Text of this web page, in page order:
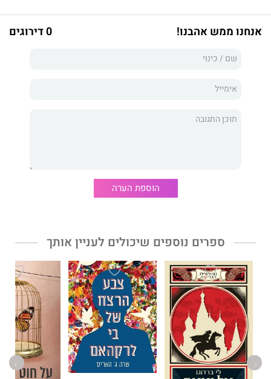
בתוך משפחה מודרנית, הכרה בטעויות העבר והאומץ להיישיר מבט
"שטראוב צוללת לעומקה של הדינמיקה המשפחתית והחיים בעיירה
קטנה, בספר שכולו שנינות וחוכמת חיים."
"הספר הזה הוא כמו קרן שמש ביום סגריר... הכתיבה שנונה, חכמה
"ספר מרענן ומצחיק... שופע הומור ותבונה... כזה שחייבים לספר עליו
וושינגטון פוסט
רומן רך, חכם, אנושי, מתוק ונעים לקריאה שעוסק במשפחה ובאושר.
מעורר מחשבה מתוך הנאה.
אנחנו ממש אהבנו! 0 דירוגים
הוספת הערה
ספרים נוספים שיכולים לעניין אותך